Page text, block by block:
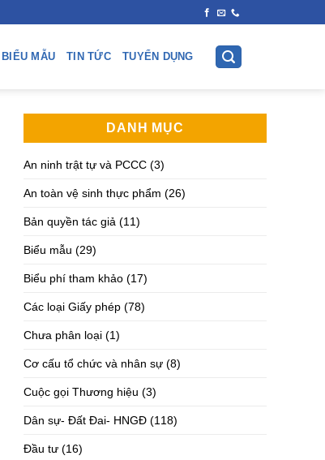
BIỂU MẪU TIN TỨC TUYỂN DỤNG
DANH MỤC
An ninh trật tự và PCCC (3)
An toàn vệ sinh thực phẩm (26)
Bản quyền tác giả (11)
Biểu mẫu (29)
Biểu phí tham khảo (17)
Các loại Giấy phép (78)
Chưa phân loại (1)
Cơ cấu tổ chức và nhân sự (8)
Cuộc gọi Thương hiệu (3)
Dân sự- Đất Đai- HNGĐ (118)
Đầu tư (16)